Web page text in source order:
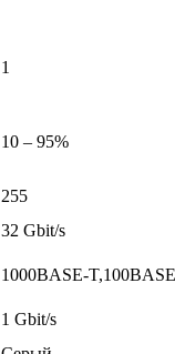
1
10 – 95%
255
32 Gbit/s
1000BASE-
1 Gbit/s